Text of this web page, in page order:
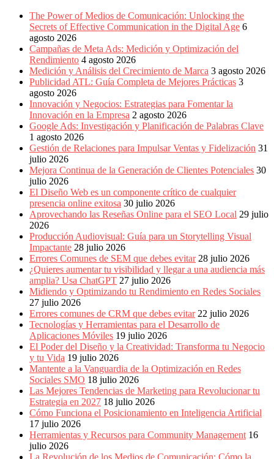
versátil
Marketing
LATAM
Bitácora
Mercadeo
Interactivo,
Medios,
Publicidad,
Marketing,
Campañas
Publicitarias,
Agencias,
Empresas,
Negocios,
Tendencias,
Trendings,
Dinero,
Economía,
Diseño
Móviles,
Estrategias
Digitales,
Estrategias
Publicitarias,
Alianzas,
Clientes,
Innovación,
Tecnología,
Noticias,
Artículos,
Gente,
Contenidos
Calidad,
The Power of Medios de Comunicación: Unlocking the
Secrets of Effective Communication in the Digital Age 6
agosto 2026
Campañas de Meta Ads: Medición y Optimización del
Rendimiento 4 agosto 2026
Medición y Análisis del Crecimiento de Marca 3 agosto 2026
Publicidad ATL: Guía Completa de Mejores Prácticas 3
agosto 2026
Innovación y Negocios: Estrategias para Fomentar la
Innovación en la Empresa 2 agosto 2026
Google Ads: Investigación y Planificación de Palabras Clave
1 agosto 2026
Gestión de Relaciones para Impulsar Ventas y Fidelización 31
julio 2026
Mejora Continua de la Generación de Clientes Potenciales 30
julio 2026
El Diseño Web es un componente crítico de cualquier
presencia online exitosa 30 julio 2026
Aprovechando las Reseñas Online para el SEO Local 29 julio
2026
Producción Audiovisual: Guía para un Storytelling Visual
Impactante 28 julio 2026
Errores Comunes de SEM que debes evitar 28 julio 2026
¿Quieres aumentar tu visibilidad y llegar a una audiencia más
amplia? Usa ChatGPT 27 julio 2026
Midiendo y Optimizando tu Rendimiento en Redes Sociales
27 julio 2026
Errores comunes de CRM que debes evitar 22 julio 2026
Tecnologías y Herramientas para el Desarrollo de
Aplicaciones Móviles 19 julio 2026
El Poder del Diseño y la Creatividad: Transforma tu Negocio
y tu Vida 19 julio 2026
Mantente a la Vanguardia de la Optimización en Redes
Sociales SMO 18 julio 2026
Las Mejores Tendencias de Marketing para Revolucionar tu
Estrategia en 2027 18 julio 2026
Cómo Funciona el Posicionamiento en Inteligencia Artificial
17 julio 2026
Herramientas y Recursos para Community Management 16
julio 2026
La Revolución de los Medios de Comunicación: Cómo la